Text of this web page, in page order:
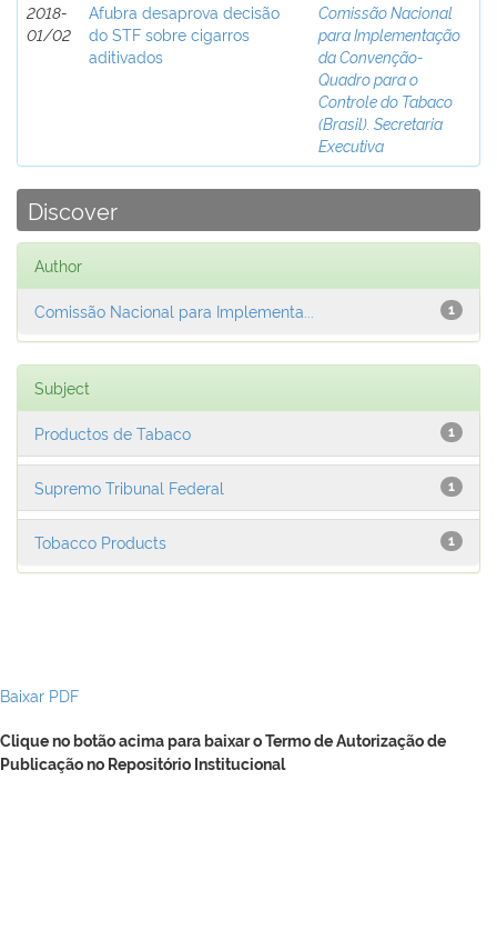
2018-
01/02
Afubra desaprova decisão
do STF sobre cigarros
aditivados
Comissão Nacional
para Implementação
da Convenção-
Quadro para o
Controle do Tabaco
(Brasil). Secretaria
Executiva
Discover
Author
1
Comissão Nacional para Implementa...
Subject
1
Productos de Tabaco
1
Supremo Tribunal Federal
1
Tobacco Products
Baixar PDF
Clique no botão acima para baixar o Termo de Autorização de
Publicação no Repositório Institucional